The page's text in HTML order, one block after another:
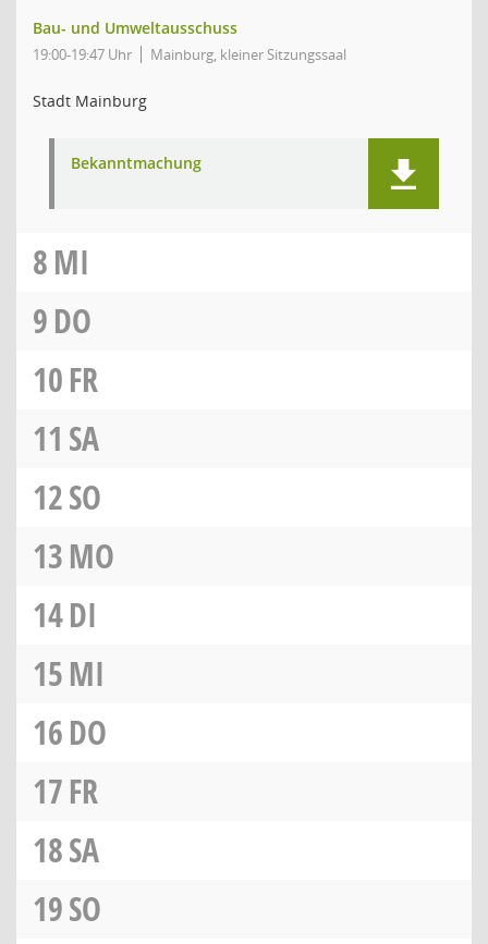
Bau- und Umweltausschuss
19:00-19:47 Uhr Mainburg, kleiner Sitzungssaal
Stadt Mainburg
Bekanntmachung
8MI
9DO
10FR
11 SA
12SO
13MO
14DI
15MI
16DO
17FR
18SA
19SO